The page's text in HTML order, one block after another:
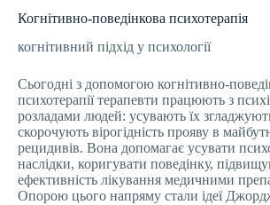
Когнітивно-поведінкова психотерапія
когнітивний підхід у психології
Сьогодні з допомогою когнітивно-
психотерапії терапевти працюють з
розладами людей: усувають їх
скорочують вірогідність прояву в
рецидивів. Вона допомагає усувати
наслідки, коригувати поведінку,
ефективність лікування медичними
Опорою цього напряму стали ідеї